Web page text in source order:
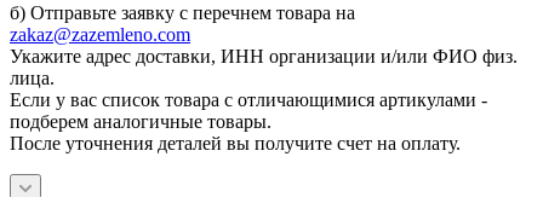
б) Отправьте заявку с перечнем товара на
zakaz@zazemleno.com
Укажите адрес доставки, ИНН организации и/или ФИО физ.
лица.
Если у вас список товара с отличающимися артикулами -
подберем аналогичные товары.
После уточнения деталей вы получите счет на оплату.